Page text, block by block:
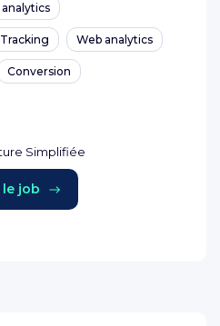
Tracking Web analytics
Conversion
Simplifiée
le job